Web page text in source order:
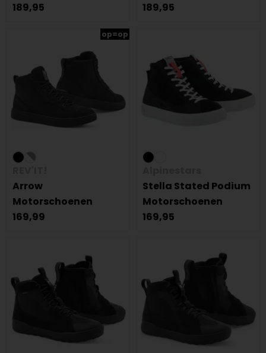
189,95
189,95
op=op
Arrow
Motorschoenen
169,99
Stella Stated Podium
Motorschoenen
169,95